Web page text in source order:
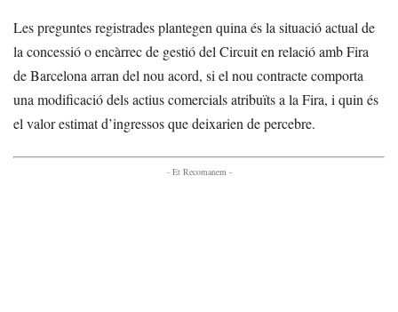
Les preguntes registrades plantegen quina és la situació actual de
la concessió o encàrrec de gestió del Circuit en relació amb Fira
de Barcelona arran del nou acord, si el nou contracte comporta
una modificació dels actius comercials atribuïts a la Fira, i quin és
el valor estimat d’ingressos que deixarien de percebre.
- Et Recomanem -